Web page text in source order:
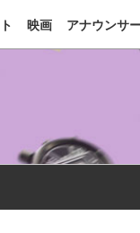
映画 アナウンサ